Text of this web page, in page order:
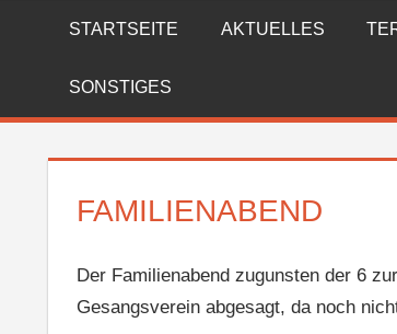
FREIWILLIGE
FEUERWEHR
REICHENBERG
STARTSEITE AKTUELLES
SONSTIGES
FAMILIENABEND
Der Familienabend zugunsten der 6
Gesangsverein abgesagt, da noch